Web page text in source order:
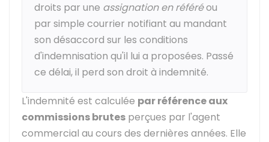
droits par une assignation en référéou
par simple courrier notifiant au mandant
son désaccord sur les conditions
d'indemnisation qu'il lui a proposées. Passé
ce délai, il perd son droit à indemnité.
L'indemnité est calculée par référence aux
commissions brutes perçues par l'agent
commercial au cours des dernières années. Elle